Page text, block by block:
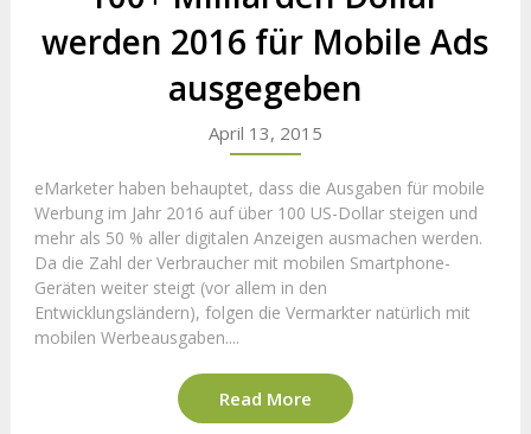
werden 2016 für Mobile Ads
ausgegeben
April 13, 2015
eMarketer haben behauptet, dass die Ausgaben für mobile
Werbung im Jahr 2016 auf über 100 US-Dollar steigen und
mehr als 50 % aller digitalen Anzeigen ausmachen werden.
Da die Zahl der Verbraucher mit mobilen Smartphone-
Geräten weiter steigt (vor allem in den
Entwicklungsländern), folgen die Vermarkter natürlich mit
mobilen Werbeausgaben....
Read More